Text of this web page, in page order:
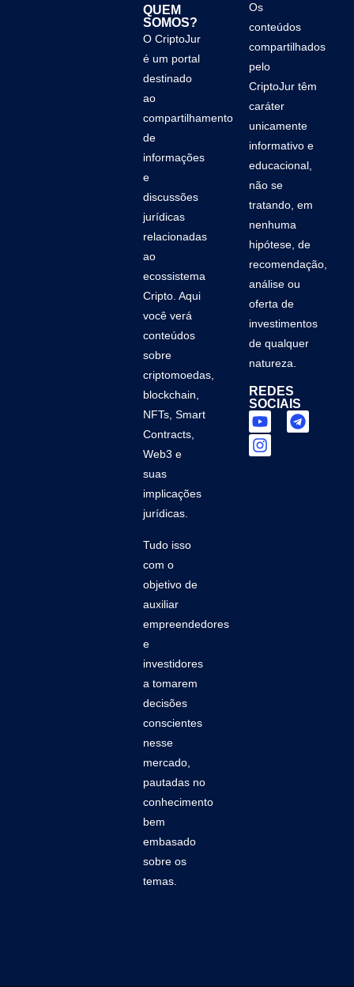
QUEM
SOMOS?
O CriptoJur
é um portal
destinado
ao
compartilhamento
de
informações
e
discussões
jurídicas
relacionadas
ao
ecossistema
Cripto. Aqui
você verá
conteúdos
sobre
criptomoedas,
blockchain,
NFTs, Smart
Contracts,
Web3 e
suas
implicações
jurídicas.
Tudo isso
com o
objetivo de
auxiliar
empreendedores
e
investidores
a tomarem
decisões
conscientes
nesse
mercado,
pautadas no
conhecimento
bem
embasado
sobre os
temas.
Os
conteúdos
compartilhados
pelo
CriptoJur têm
caráter
unicamente
informativo e
educacional,
não se
tratando, em
nenhuma
hipótese, de
recomendação,
análise ou
oferta de
investimentos
de qualquer
natureza.
REDES
SOCIAIS